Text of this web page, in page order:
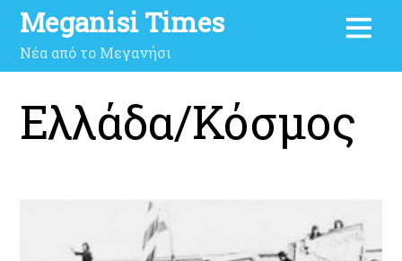
Meganisi Times
Νέα από το Μεγανήσι
Ελλάδα/Κόσμος